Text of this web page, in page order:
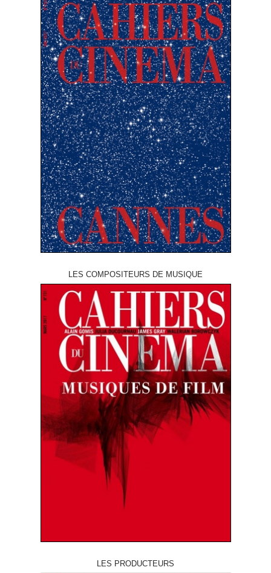
LES COMPOSITEURS DE MUSIQUE
LES PRODUCTEURS